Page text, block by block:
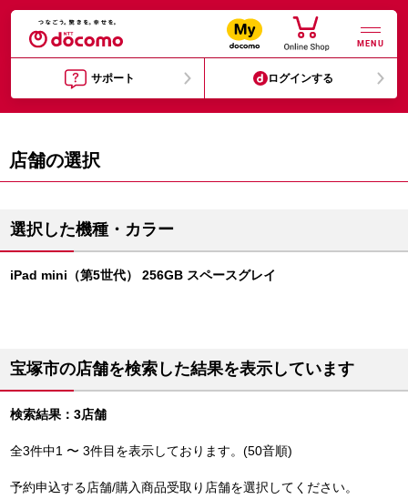
MENU
サポート ログインする
店舗の選択
選択した機種・カラー
iPad mini（第5世代） 256GB スペースグレイ
宝塚市の店舗を検索した結果を表示しています
検索結果：3店舗
全3件中1 〜 3件目を表示しております。(50音順)
予約申込する店舗/購入商品受取り店舗を選択してください。